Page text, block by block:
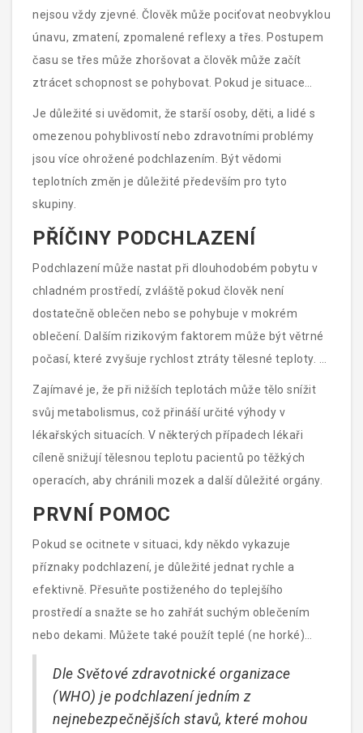
nejsou vždy zjevné. Člověk může pociťovat neobvyklou
únavu, zmatení, zpomalené reflexy a třes. Postupem
času se třes může zhoršovat a člověk může začít
ztrácet schopnost se pohybovat. Pokud je situace
vážná, může docházet k zástavě srdce a dýchání.
Je důležité si uvědomit, že starší osoby, děti, a lidé s
omezenou pohyblivostí nebo zdravotními problémy
jsou více ohrožené podchlazením. Být vědomi
teplotních změn je důležité především pro tyto
skupiny.
PŘÍČINY PODCHLAZENÍ
Podchlazení může nastat při dlouhodobém pobytu v
chladném prostředí, zvláště pokud člověk není
dostatečně oblečen nebo se pohybuje v mokrém
oblečení. Dalším rizikovým faktorem může být větrné
počasí, které zvyšuje rychlost ztráty tělesné teploty. K
podchlazení může dojít také u lidí, kteří tráví dlouhou
dobu v chladné vodě.
Zajímavé je, že při nižších teplotách může tělo snížit
svůj metabolismus, což přináší určité výhody v
lékařských situacích. V některých případech lékaři
cíleně snižují tělesnou teplotu pacientů po těžkých
operacích, aby chránili mozek a další důležité orgány.
PRVNÍ POMOC
Pokud se ocitnete v situaci, kdy někdo vykazuje
příznaky podchlazení, je důležité jednat rychle a
efektivně. Přesuňte postiženého do teplejšího
prostředí a snažte se ho zahřát suchým oblečením
nebo dekami. Můžete také použít teplé (ne horké)
nápoje, ale vyhněte se alkoholu – ten způsobuje
rychlejší ztrátu tepla. Pokud jste v přírodě, využijte
cokoliv, co pomůže udržet teplo, například suché listí
nebo spací pytle. V těžkých případech je nutné co
Dle Světové zdravotnické organizace
(WHO) je podchlazení jedním z
nejnebezpečnějších stavů, které mohou